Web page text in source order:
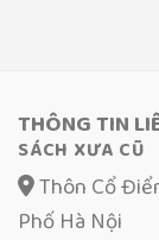
THÔNG TIN
SÁCH XƯA CŨ
Thôn Cổ
Phố Hà Nội